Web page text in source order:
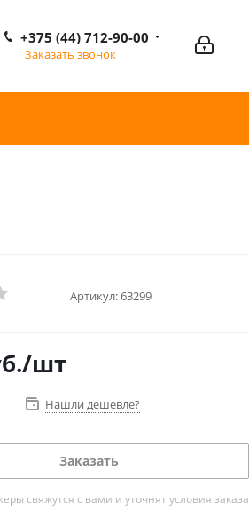
+375 (44) 712-90-00
Заказать звонок
Артикул:63299
/шт
Нашли дешевле?
Заказать
свяжутся с вами и уточнят условия заказа